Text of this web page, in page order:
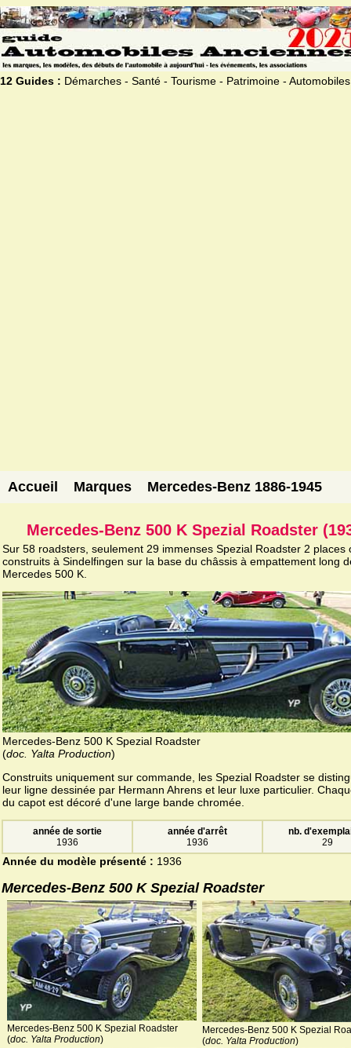
12 Guides : Démarches - Santé - Tourisme - Patrimoine - Automobiles
Accueil Marques Mercedes-Benz 1886-1945
Mercedes-Benz 500 K Spezial Roadster
Sur 58 roadsters, seulement 29 immenses Spezial Roadster 2 places
construits à Sindelfingen sur la base du châssis à empattement long
Mercedes 500 K.
Mercedes-Benz 500 K Spezial Roadster
(doc. Yalta Production)
Construits uniquement sur commande, les Spezial Roadster se
leur ligne dessinée par Hermann Ahrens et leur luxe particulier.
du capot est décoré d'une large bande chromée.
année de sortie
1936
année d'arrêt
1936
nb.
29
Année du modèle présenté : 1936
Mercedes-Benz 500 K Spezial Roadster
Mercedes-Benz 500 K Spezial Roadster
(doc. Yalta Production)
Mercedes-Benz 500 K Spezial
(doc. Yalta Production)